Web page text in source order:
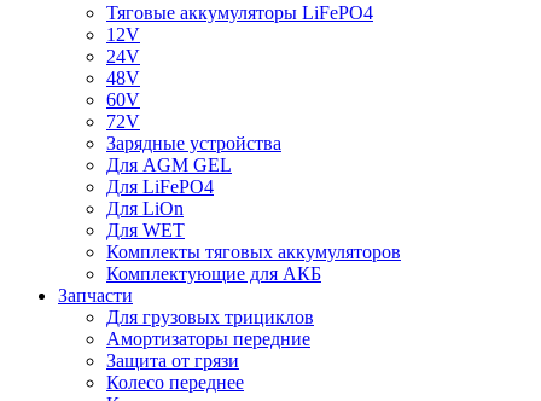
Тяговые аккумуляторы LiFePO4
12V
24V
48V
60V
72V
Зарядные устройства
Для AGM GEL
Для LiFePO4
Для LiOn
Для WET
Комплекты тяговых аккумуляторов
Комплектующие для АКБ
Запчасти
Для грузовых трициклов
Амортизаторы передние
Защита от грязи
Колесо переднее